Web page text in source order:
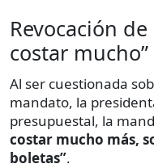
Revocación
costar mucho”
Al ser cuestionada
mandato, la
presupuestal, la
costar mucho más,
boletas”.